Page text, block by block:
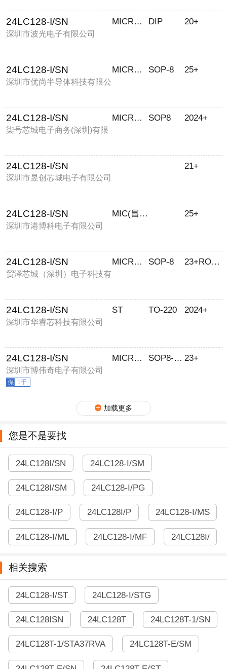
24LC128-I/SN
深圳市波光电子有限公司
MICROCHIP DIP 20+
24LC128-I/SN
深圳市优尚半导体科技有限公
MICROCHIP SOP-8 25+
24LC128-I/SN
柒号芯城电子商务(深圳)有限
MICROCHIP SOP8 2024+
24LC128-I/SN
深圳市昱创芯城电子有限公司
21+
24LC128-I/SN
深圳市港博科电子有限公司
MIC(昌福) 25+
24LC128-I/SN
贸泽芯城（深圳）电子科技有
MICROCHIP SOP-8 23+ROHS
24LC128-I/SN
深圳市华睿芯科技有限公司
ST TO-220 2024+
24LC128-I/SN
深圳市博伟奇电子有限公司
1千
MICROCHIP SOP8-3.9 23+
加载更多
您是不是要找
24LC128I/SN 24LC128-I/SM
24LC128I/SM 24LC128-I/PG
24LC128-I/P 24LC128I/P 24LC128-I/MS
24LC128-I/ML 24LC128-I/MF 24LC128I/
相关搜索
24LC128-I/ST 24LC128-I/STG
24LC128ISN 24LC128T 24LC128T-1/SN
24LC128T-1/STA37RVA 24LC128T-E/SM